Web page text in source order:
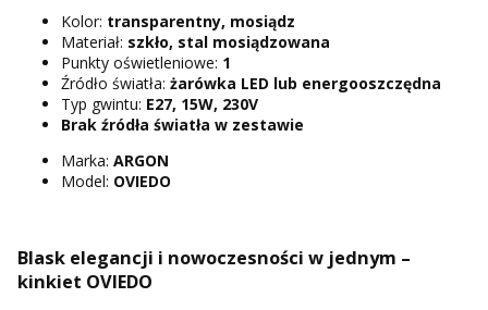
Kolor: transparentny, mosiądz
Materiał: szkło, stal mosiądzowana
Punkty oświetleniowe: 1
Źródło światła: żarówka LED lub energooszczędna
Typ gwintu: E27, 15W, 230V
Brak źródła światła w zestawie
Marka: ARGON
Model: OVIEDO
Blask elegancji i nowoczesności w jednym –
kinkiet OVIEDO